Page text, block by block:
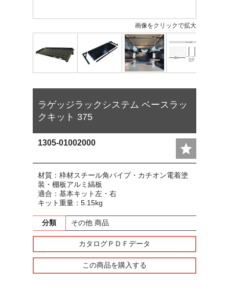
画像をクリックで拡大
ラゲッジラックシステム ベースラッ
クキット 375
1305-01002000
材質：枠材スチール角パイプ・カチオン電着塗
装・棚板アルミ縞板
適合：基本キット左・右
キット重量：5.15kg
分類 その他 商品
カタログＰＤＦデータ
この商品を購入する